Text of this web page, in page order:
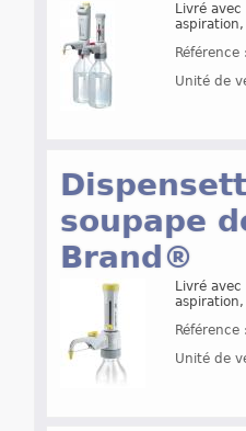
Livré
Unité de
soupape
Brand®
Livré
Unité de